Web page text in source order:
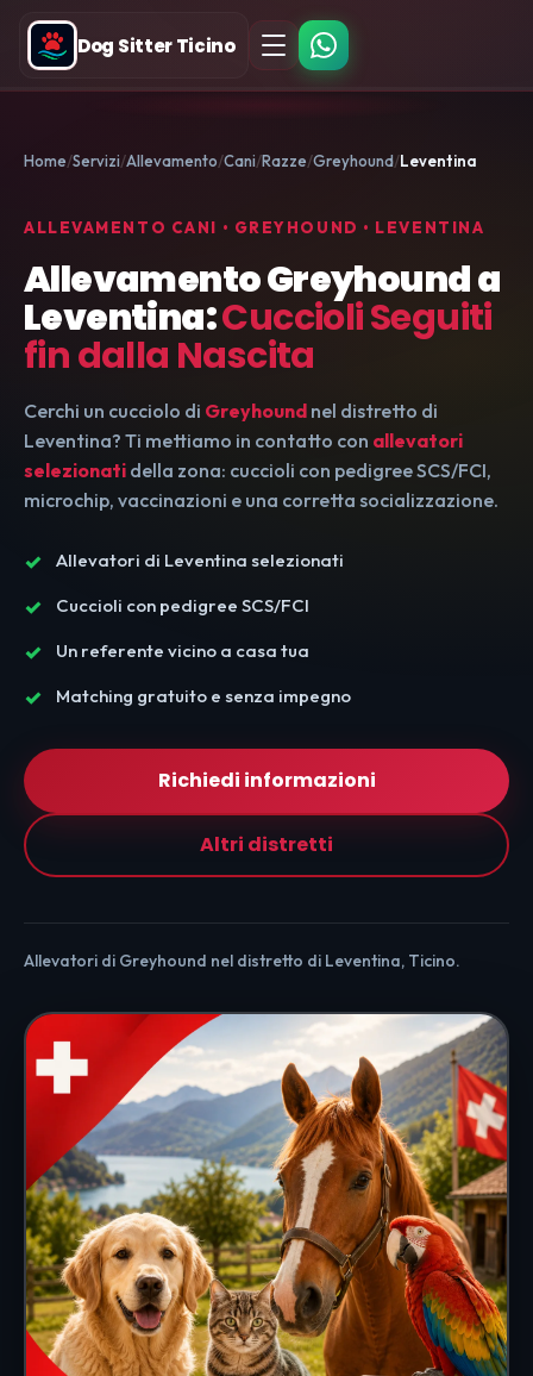
Dog Sitter Ticino
Home Servizi Allevamento Cani Razze Greyhound Leventina
ALLEVAMENTO CANI • GREYHOUND • LEVENTINA
Allevamento Greyhound a
Leventina:Cuccioli Seguiti
fin dalla Nascita
Cerchi un cucciolo di Greyhound nel distretto di
Leventina? Ti mettiamo in contatto con allevatori
selezionati della zona: cuccioli con pedigree SCS/FCI,
microchip, vaccinazioni e una corretta socializzazione.
Allevatori di Leventina selezionati
Cuccioli con pedigree SCS/FCI
Un referente vicino a casa tua
Matching gratuito e senza impegno
Richiedi informazioni
Altri distretti
Allevatori di Greyhound nel distretto di Leventina, Ticino.